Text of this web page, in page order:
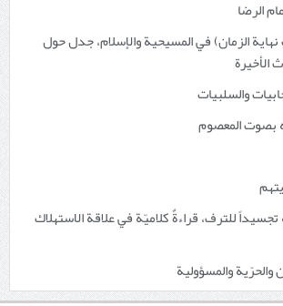
الرضا
نهاية الزمان) في المسيحية والإسلام، جدل حول
الأخيرة
والسلبيات
بصوت المعصوم
للترف، قراءةٌ كلاميّة في علاقة الاستهلاك
والحرّية والمسؤولية